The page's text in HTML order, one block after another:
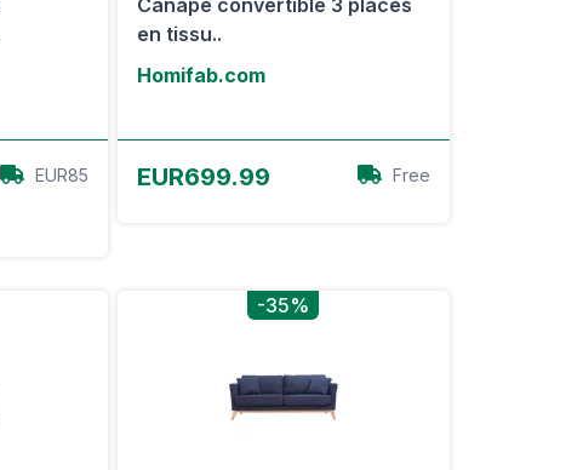
EUR85
Canapé convertible 3 places
en tissu..
Homifab.com
EUR699.99 Free
-35%